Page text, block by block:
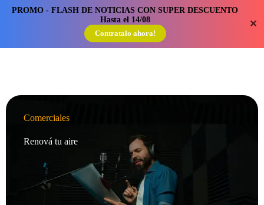
PROMO - FLASH DE NOTICIAS CON SUPER DESCUENTO
Hasta el 14/08
Contratalo ahora!
✕
Comerciales
Renová tu aire